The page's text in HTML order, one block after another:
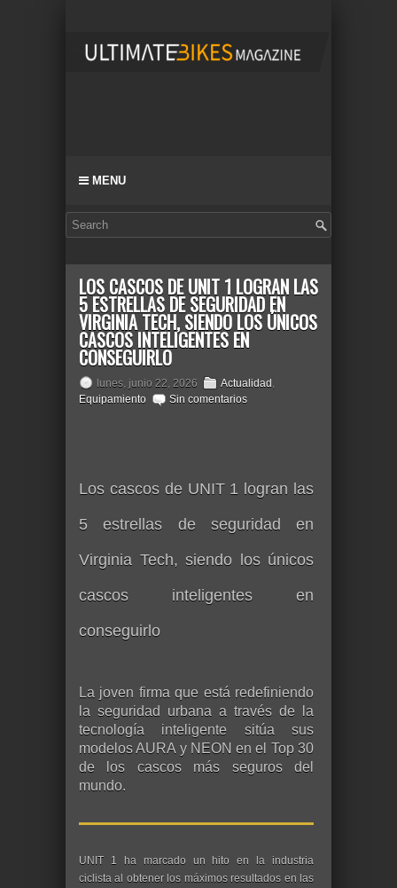
MENU
LOS CASCOS DE UNIT 1 LOGRAN LAS
5 ESTRELLAS DE SEGURIDAD EN
VIRGINIA TECH, SIENDO LOS ÚNICOS
CASCOS INTELIGENTES EN
CONSEGUIRLO
lunes, junio 22, 2026 Actualidad ,
Equipamiento
Sin comentarios
Los cascos de UNIT 1 logran las
5 estrellas de seguridad en
Virginia Tech, siendo los únicos
cascos inteligentes en
conseguirlo
La joven firma que está redefiniendo
la seguridad urbana a través de la
tecnología inteligente sitúa sus
modelos AURA y NEON en el Top 30
de los cascos más seguros del
mundo.
UNIT 1 ha marcado un hito en la industria
ciclista al obtener los máximos resultados en las